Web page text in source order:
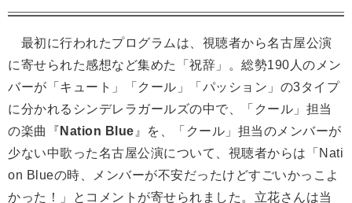
最初に行われたプログラムは、視聴者から名古屋公演
に寄せられた感想など集めた「祝辞」。総勢190人のメン
バーが「キュート」「クール」「パッション」の3タイプ
に分かれるシンデレラガールズの中で、「クール」担当
の楽曲『 Nation Blue 』を、「クール」担当のメンバーが
少ない中歌った名古屋公演について、視聴者からは「Nati
on Blueの時、メンバーが不安だったけどすごいかっこよ
かった！」とコメントが寄せられました。立花さんは当